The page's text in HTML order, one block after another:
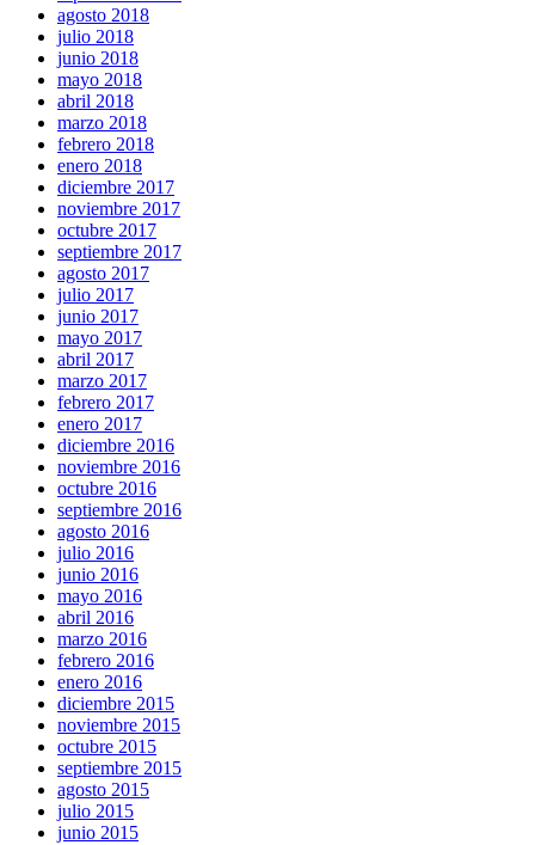
agosto 2018
julio 2018
junio 2018
mayo 2018
abril 2018
marzo 2018
febrero 2018
enero 2018
diciembre 2017
noviembre 2017
octubre 2017
septiembre 2017
agosto 2017
julio 2017
junio 2017
mayo 2017
abril 2017
marzo 2017
febrero 2017
enero 2017
diciembre 2016
noviembre 2016
octubre 2016
septiembre 2016
agosto 2016
julio 2016
junio 2016
mayo 2016
abril 2016
marzo 2016
febrero 2016
enero 2016
diciembre 2015
noviembre 2015
octubre 2015
septiembre 2015
agosto 2015
julio 2015
junio 2015